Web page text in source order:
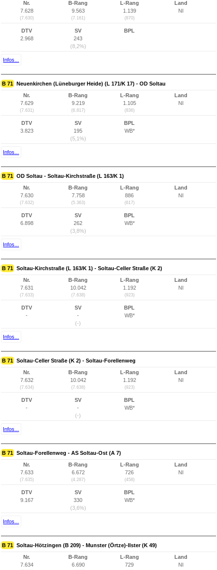
Nr.
7.628
(7.630)
B-Rang
9.563
(7.161)
L-Rang
1.139
(870)
Land
NI
DTV
2.968
SV
243
(8,2%)
BPL
Infos...
B 71 Neuenkirchen (Lüneburger Heide) (L 171/K 17) - OD Soltau
Nr.
7.629
(7.631)
B-Rang
9.219
(6.817)
L-Rang
1.105
(836)
Land
NI
DTV
3.823
SV
195
(5,1%)
BPL
WB*
Infos...
B 71 OD Soltau - Soltau-Kirchstraße (L 163/K 1)
Nr.
7.630
(7.632)
B-Rang
7.758
(5.363)
L-Rang
886
(617)
Land
NI
DTV
6.898
SV
262
(3,8%)
BPL
WB*
Infos...
B 71 Soltau-Kirchstraße (L 163/K 1) - Soltau-Celler Straße (K 2)
Nr.
7.631
(7.633)
B-Rang
10.042
(7.638)
L-Rang
1.192
(923)
Land
NI
DTV
-
SV
-
(-)
BPL
WB*
Infos...
B 71 Soltau-Celler Straße (K 2) - Soltau-Forellenweg
Nr.
7.632
(7.634)
B-Rang
10.042
(7.638)
L-Rang
1.192
(923)
Land
NI
DTV
-
SV
-
(-)
BPL
WB*
Infos...
B 71 Soltau-Forellenweg - AS Soltau-Ost (A 7)
Nr.
7.633
(7.635)
B-Rang
6.672
(4.287)
L-Rang
726
(458)
Land
NI
DTV
9.167
SV
330
(3,6%)
BPL
WB*
Infos...
B 71 Soltau-Hötzingen (B 209) - Munster (Örtze)-Ilster (K 49)
Nr.
7.634
B-Rang
6.690
L-Rang
729
Land
NI